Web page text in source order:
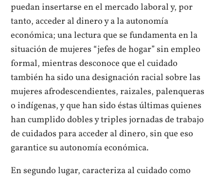
puedan insertarse en el mercado laboral y, por
tanto, acceder al dinero y a la autonomía
económica; una lectura que se fundamenta en la
situación de mujeres “jefes de hogar” sin empleo
formal, mientras desconoce que el cuidado
también ha sido una designación racial sobre las
mujeres afrodescendientes, raizales, palenqueras
o indígenas, y que han sido éstas últimas quienes
han cumplido dobles y triples jornadas de trabajo
de cuidados para acceder al dinero, sin que eso
garantice su autonomía económica.
En segundo lugar, caracteriza al cuidado como